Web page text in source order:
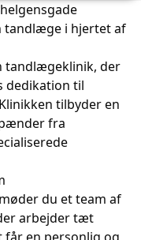
tandlæge i hjertet af
tandlægeklinik, der
dedikation til
tilbyder en
fra
du et team af
arbejder tæt